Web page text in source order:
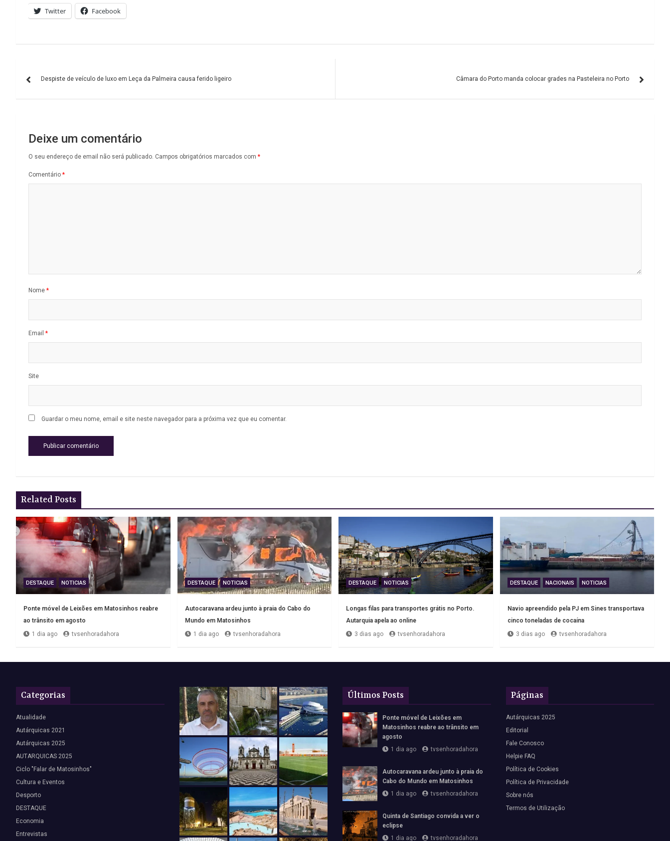
Twitter Facebook
de
Despiste de veículo de luxo em Leça da Palmeira causa ferido ligeiro Câmara do Porto manda colocar grades na Pasteleira no Porto
Deixe um comentário
O seu endereço de email não será publicado. Campos obrigatórios marcados com *
Comentário *
Nome *
Email *
Site
Guardar o meu nome, email e site neste navegador para a próxima vez que eu comentar.
Related Posts
DESTAQUE NOTICIAS
Ponte móvel de Leixões em Matosinhos reabre
ao trânsito em agosto
1 dia ago
tvsenhoradahora
DESTAQUE NOTICIAS
Autocaravana ardeu junto à praia do Cabo do
Mundo em Matosinhos
1 dia ago
tvsenhoradahora
DESTAQUE NOTICIAS
Longas filas para transportes grátis no Porto.
Autarquia apela ao online
3 dias ago
tvsenhoradahora
DESTAQUE NACIONAIS NOTICIAS
Navio apreendido pela PJ em Sines transportava
cinco toneladas de cocaína
3 dias ago
tvsenhoradahora
Categorias
Atualidade
Autárquicas 2021
Autárquicas 2025
AUTARQUICAS 2025
Ciclo "Falar de Matosinhos"
Cultura e Eventos
Desporto
DESTAQUE
Economia
Entrevistas
Últimos Posts
Ponte móvel de Leixões em
Matosinhos reabre ao trânsito em
agosto
1 dia ago
tvsenhoradahora
Autocaravana ardeu junto à praia do
Cabo do Mundo em Matosinhos
1 dia ago
tvsenhoradahora
Quinta de Santiago convida a ver o
eclipse
1 dia ago
tvsenhoradahora
Páginas
Autárquicas 2025
Editorial
Fale Conosco
Helpie FAQ
Política de Cookies
Política de Privacidade
Sobre nós
Termos de Utilização